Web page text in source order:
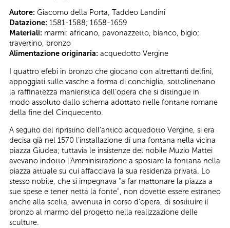
Autore: Giacomo della Porta, Taddeo Landini
Datazione: 1581-1588; 1658-1659
Materiali: marmi: africano, pavonazzetto, bianco, bigio;
travertino, bronzo
Alimentazione originaria: acquedotto Vergine
I quattro efebi in bronzo che giocano con altrettanti delfini,
appoggiati sulle vasche a forma di conchiglia, sottolinenano
la raffinatezza manieristica dell’opera che si distingue in
modo assoluto dallo schema adottato nelle fontane romane
della fine del Cinquecento.
A seguito del ripristino dell’antico acquedotto Vergine, si era
decisa già nel 1570 l'installazione di una fontana nella vicina
piazza Giudea; tuttavia le insistenze del nobile Muzio Mattei
avevano indotto l'Amministrazione a spostare la fontana nella
piazza attuale su cui affacciava la sua residenza privata. Lo
stesso nobile, che si impegnava "a far mattonare la piazza a
sue spese e tener netta la fonte", non dovette essere estraneo
anche alla scelta, avvenuta in corso d'opera, di sostituire il
bronzo al marmo del progetto nella realizzazione delle
sculture.